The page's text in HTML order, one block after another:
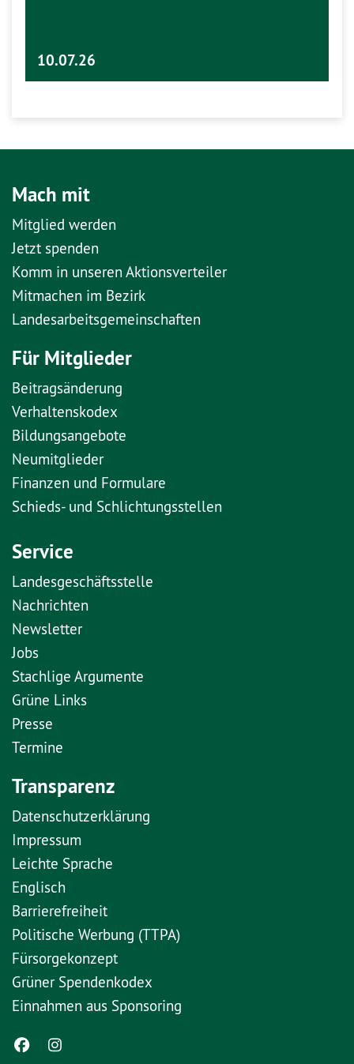
10.07.26
Mach mit
Mitglied werden
Jetzt spenden
Komm in unseren Aktionsverteiler
Mitmachen im Bezirk
Landesarbeitsgemeinschaften
Für Mitglieder
Beitragsänderung
Verhaltenskodex
Bildungsangebote
Neumitglieder
Finanzen und Formulare
Schieds- und Schlichtungsstellen
Service
Landesgeschäftsstelle
Nachrichten
Newsletter
Jobs
Stachlige Argumente
Grüne Links
Presse
Termine
Transparenz
Datenschutzerklärung
Impressum
Leichte Sprache
Englisch
Barrierefreiheit
Politische Werbung (TTPA)
Fürsorgekonzept
Grüner Spendenkodex
Einnahmen aus Sponsoring